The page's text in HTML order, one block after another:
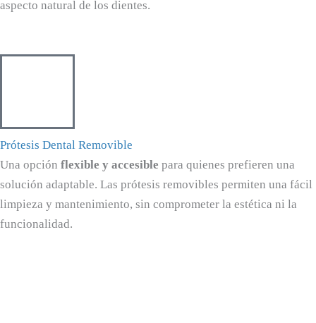
aspecto natural de los dientes.
Prótesis Dental Removible
Una opción flexible y accesible para quienes prefieren una
solución adaptable. Las prótesis removibles permiten una fácil
limpieza y mantenimiento, sin comprometer la estética ni la
funcionalidad.